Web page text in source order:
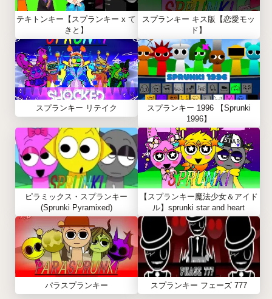
テキトンキー【スプランキー x て
きと】
スプランキー キス版【恋愛モッ
ド】
スプランキー リテイク
スプランキー 1996 【Sprunki
1996】
ピラミックス・スプランキー
(Sprunki Pyramixed)
【スプランキー魔法少女＆アイド
ル】sprunki star and heart
パラスプランキー スプランキー フェーズ 777